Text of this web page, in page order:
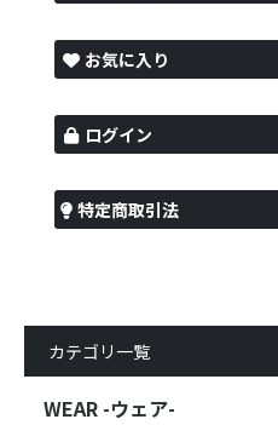
お気に入り
ログイン
特定商取引法
カテゴリ一覧
WEAR -ウェア-